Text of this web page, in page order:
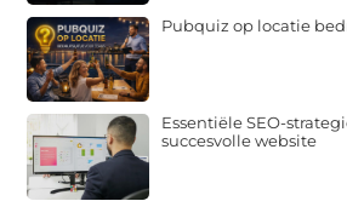
Pubquiz op locatie
Essentiële SEO-
succesvolle website